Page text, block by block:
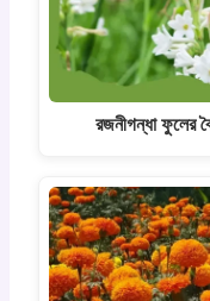
রজনীগন্ধা ফুলের